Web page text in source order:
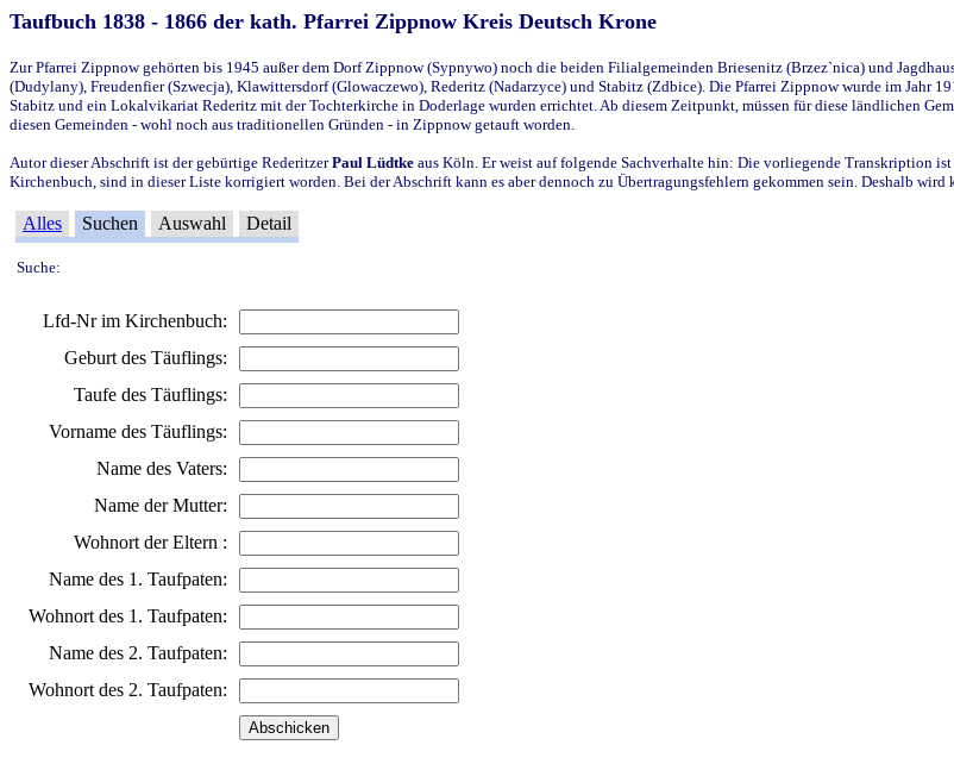
Taufbuch 1838 - 1866 der kath. Pfarrei Zippnow Kreis Deutsch Krone
Zur Pfarrei Zippnow gehörten bis 1945 außer dem Dorf Zippnow (Sypnywo) noch die beiden Filialgemeinden Briesenitz (Brzez`nica) und
(Dudylany), Freudenfier (Szwecja), Klawittersdorf (Glowaczewo), Rederitz (Nadarzyce) und Stabitz (Zdbice). Die Pfarrei Zippnow wurde im Jahr
Stabitz und ein Lokalvikariat Rederitz mit der Tochterkirche in Doderlage wurden errichtet. Ab diesem Zeitpunkt, müssen für diese ländlichen
diesen Gemeinden - wohl noch aus traditionellen Gründen - in Zippnow getauft worden.
Autor dieser Abschrift ist der gebürtige RederitzerPaul Lüdtke aus Köln. Er weist auf folgende Sachverhalte hin: Die vorliegende Transkription
Kirchenbuch, sind in dieser Liste korrigiert worden. Bei der Abschrift kann es aber dennoch zu Übertragungsfehlern gekommen sein. Deshalb wird
Alles Suchen Auswahl Detail
Suche:
Lfd-Nr im Kirchenbuch:
Geburt des Täuflings:
Taufe des Täuflings:
Vorname des Täuflings:
Name des Vaters:
Name der Mutter:
Wohnort der Eltern :
Name des 1. Taufpaten:
Wohnort des 1. Taufpaten:
Name des 2. Taufpaten:
Wohnort des 2. Taufpaten: